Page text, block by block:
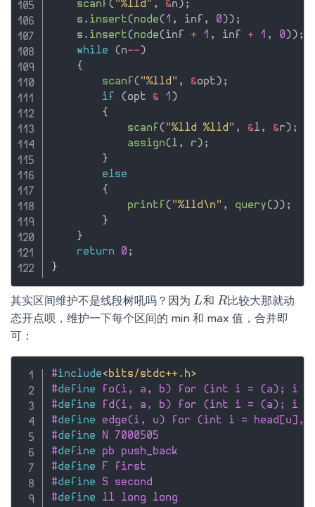
scanf ( "%lld" , &n) ;
    s
. insert(node(1 , inf , 0)) ;
    s
. insert(node(inf + 1 , inf + 1 , 0)) ;
while
(n--)
{
scanf ( "%lld" , &opt) ;
if
(opt & 1 )
{
scanf ( "%lld %lld" , &l , &r) ;
assign(l , r) ;
}
else
{
printf ( "%lld\n" , query()) ;
}
}
return
0 ;
}
其实区间维护不是线段树吼吗？因为 L
L 和 R
R 比较大那就动
态开点呗，维护一下每个区间的 min 和 max 值，合并即
可：
#include<bits/stdc++.h>
#define fo(i, a, b) for (int i = (a); i
#define fd(i, a, b) for (int i = (a); i
#define edge(i, u) for (int i =
#define N 7000505
#define pb push_back
#define F first
#define S second
#define ll long long